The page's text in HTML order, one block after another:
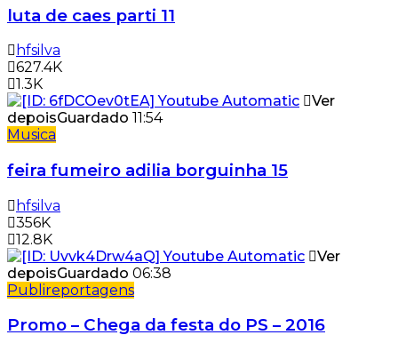
luta de caes parti 11
hfsilva
627.4K
1.3K
Ver
depoisGuardado 11:54
Musica
feira fumeiro adilia borguinha 15
hfsilva
356K
12.8K
Ver
depoisGuardado 06:38
Publireportagens
Promo – Chega da festa do PS – 2016